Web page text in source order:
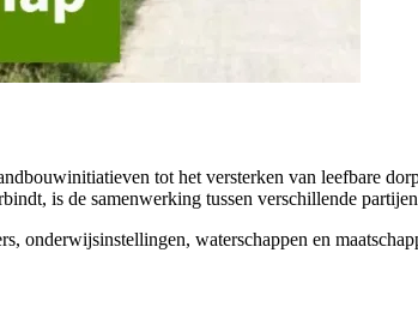
tot het versterken van leefbare
is de samenwerking tussen verschillende
onderwijsinstellingen, waterschappen en